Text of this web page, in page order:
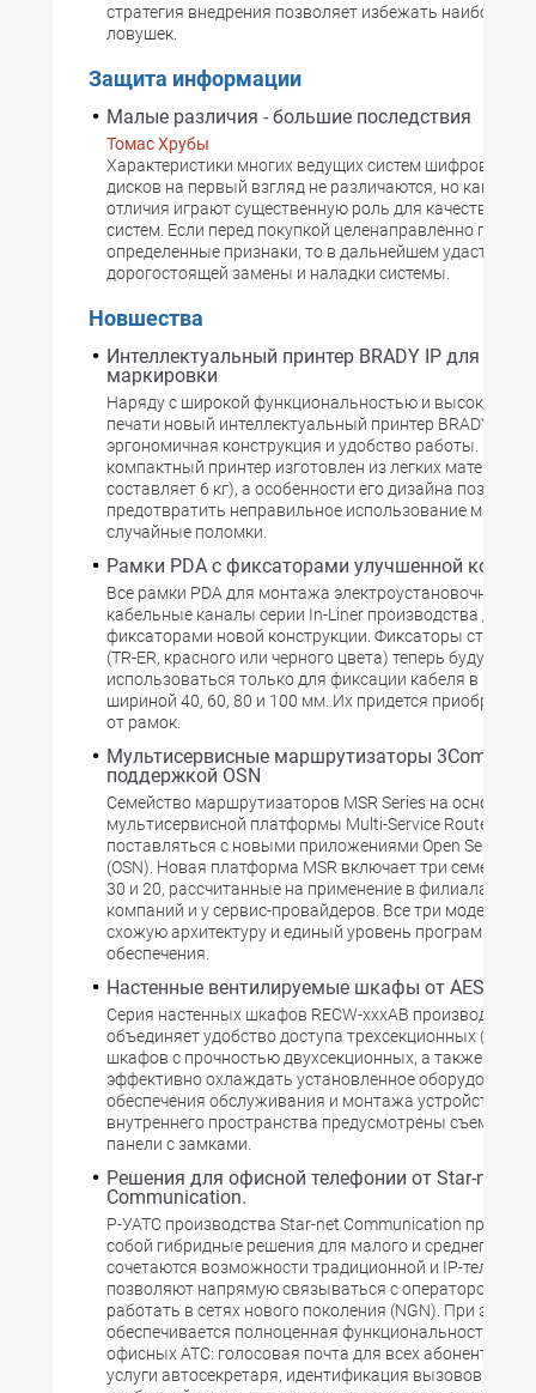
стратегия внедрения позволяет избежать наиболее
ловушек.
Защита информации
Малые различия - большие последствия
Томас Хрубы
Характеристики многих ведущих систем шифрования
дисков на первый взгляд не различаются, но как раз
отличия играют существенную роль для качества
систем. Если перед покупкой целенаправленно
определенные признаки, то в дальнейшем удастся
дорогостоящей замены и наладки системы.
Новшества
Интеллектуальный принтер BRADY IP для
маркировки
Наряду с широкой функциональностью и высоким
печати новый интеллектуальный принтер BRADY IP
эргономичная конструкция и удобство работы. Этот
компактный принтер изготовлен из легких
составляет 6 кг), а особенности его дизайна
предотвратить неправильное использование
случайные поломки.
Рамки PDA с фиксаторами улучшенной
Все рамки PDA для монтажа электроустановочных
кабельные каналы серии In-Liner производства ДКС
фиксаторами новой конструкции. Фиксаторы старого
(TR-ER, красного или черного цвета) теперь будут
использоваться только для фиксации кабеля в
шириной 40, 60, 80 и 100 мм. Их придется
от рамок.
Мультисервисные маршрутизаторы 3Com MSR
поддержкой OSN
Семейство маршрутизаторов MSR Series на основе
мультисервисной платформы Multi-Service Router
поставляться с новыми приложениями Open Services
(OSN). Новая платформа MSR включает три
30 и 20, рассчитанные на применение в филиалах
компаний и у сервис-провайдеров. Все три модели
схожую архитектуру и единый уровень программного
обеспечения.
Настенные вентилируемые шкафы от AESP
Серия настенных шкафов RECW-xxxAB производства
объединяет удобство доступа трехсекционных
шкафов с прочностью двухсекционных, а также
эффективно охлаждать установленное
обеспечения обслуживания и монтажа устройств в
внутреннего пространства предусмотрены съемные
панели с замками.
Решения для офисной телефонии от Star-net
Communication.
Р-УАТС производства Star-net Communication
собой гибридные решения для малого и среднего
сочетаются возможности традиционной и IP-
позволяют напрямую связываться с оператором
работать в сетях нового поколения (NGN). При этом
обеспечивается полноценная функциональность
офисных АТС: голосовая почта для всех абонентов
услуги автосекретаря, идентификация вызовов,